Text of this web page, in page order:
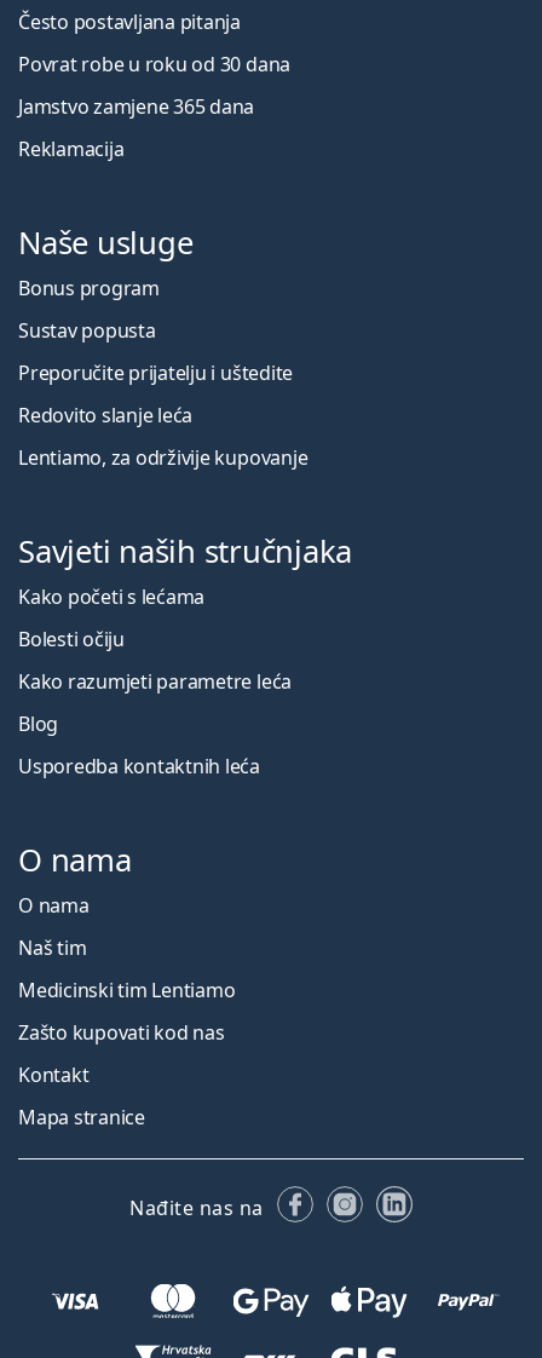
Često postavljana pitanja
Povrat robe u roku od 30 dana
Jamstvo zamjene 365 dana
Reklamacija
Naše usluge
Bonus program
Sustav popusta
Preporučite prijatelju i uštedite
Redovito slanje leća
Lentiamo, za održivije kupovanje
Savjeti naših stručnjaka
Kako početi s lećama
Bolesti očiju
Kako razumjeti parametre leća
Blog
Usporedba kontaktnih leća
O nama
O nama
Naš tim
Medicinski tim Lentiamo
Zašto kupovati kod nas
Kontakt
Mapa stranice
Nađite nas na FacebookuInstagramu
LinkedIn